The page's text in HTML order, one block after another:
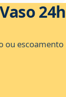
24h
ou escoamento